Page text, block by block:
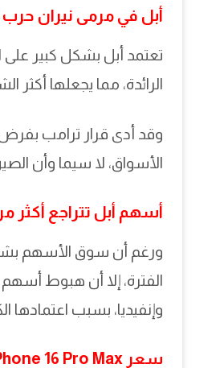
أبل في مرمى نيران حرب
الرائدة، مما يجعلها أكثر
الأسواق، لا سيما وأن الصين ردت بفرض رسوم
أسهم أبل تتراجع أكثر
الفترة، إلا أن هبوط
وإنفيديا، بسبب اعتمادها
سعر iPhone 16 Pro Max قد يرتفع بـ 350 دولارًا